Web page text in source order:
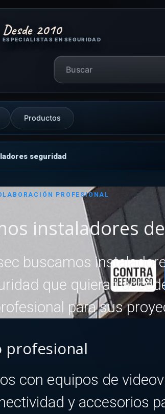
Desde 2010
ESPECIALISTAS EN SEGURIDAD
Productos
seguridad
PROFESIONAL
instaladores
buscamos
que quieran
para sus
profesional
con equipos de
y accesorios